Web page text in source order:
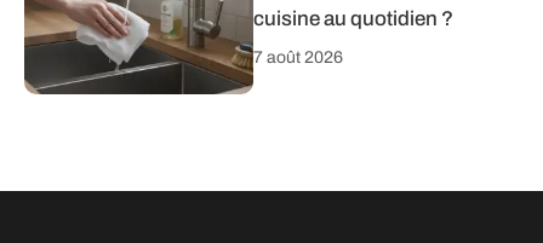
cuisine au quotidien ?
7 août 2026